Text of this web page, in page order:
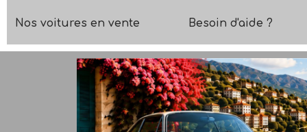
Nos voitures en vente Besoin d'aide ?